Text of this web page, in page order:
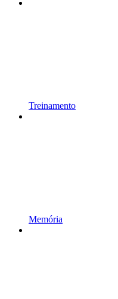
Treinamento
Memória